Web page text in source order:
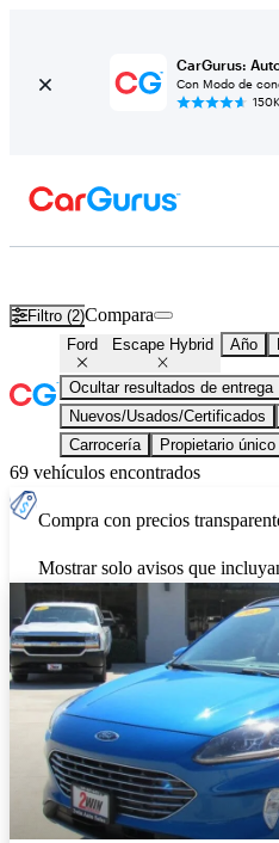
CarGurus:
Con Modo de
Filtro (2)Compara
Ford Escape Hybrid Año
Ocultar resultados de entrega
Nuevos/Usados/Certificados
Carrocería
Propietario único
69 vehículos encontrados
Compra con precios
Mostrar solo avisos que